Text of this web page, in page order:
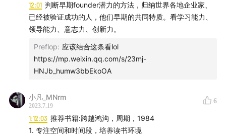
岁时，Yusen与陈欧共同创立了知名的互联网上市公司聚
美优品，并负责互联网产品、运营、市场投放和品类等领
资，代表投资项目包括Party Animals、观夏、东方空间
岩Monica和戴雨森，进行了一场深度对话。他们从Yusen
的创业历程开始，探讨了现在创业与十五年前的差异，以
及Yusen作为投资人判断创业者的标准。当然，他们也为
12:01 判断早期founder潜力的方法，归纳世界各地企业家、
已经被验证成功的人，他们早期的共同特质。看学习能力、
领导能力、意志力、创新力。
Preflop: 应该结合这条看lol
https://mp.weixin.qq.com/s/23mj-
HNJb_humw3bbEkoOA
小凡_MNrm
2023.7.19
6
1:12:03 推荐书籍:跨越鸿沟，周期，1984
1. 专注空间和时间段，培养读书环境